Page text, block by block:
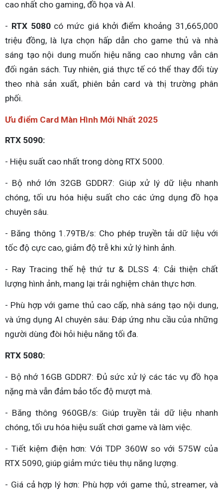
cao nhất cho gaming, đồ họa và AI.
- RTX 5080có mức giá khởi điểm khoảng 31,665,000
triệu đồng, là lựa chọn hấp dẫn cho game thủ và nhà
sáng tạo nội dung muốn hiệu năng cao nhưng vẫn cân
đối ngân sách. Tuy nhiên, giá thực tế có thể thay đổi tùy
theo nhà sản xuất, phiên bản card và thị trường phân
phối.
Ưu điểm Card Màn Hình Mới Nhất 2025
RTX 5090:
- Hiệu suất cao nhất trong dòng RTX 5000.
- Bộ nhớ lớn 32GB GDDR7: Giúp xử lý dữ liệu nhanh
chóng, tối ưu hóa hiệu suất cho các ứng dụng đồ họa
chuyên sâu.
- Băng thông 1.79TB/s: Cho phép truyền tải dữ liệu với
tốc độ cực cao, giảm độ trễ khi xử lý hình ảnh.
- Ray Tracing thế hệ thứ tư & DLSS 4: Cải thiện chất
lượng hình ảnh, mang lại trải nghiệm chân thực hơn.
- Phù hợp với game thủ cao cấp, nhà sáng tạo nội dung,
và ứng dụng AI chuyên sâu: Đáp ứng nhu cầu của những
người dùng đòi hỏi hiệu năng tối đa.
RTX 5080:
- Bộ nhớ 16GB GDDR7: Đủ sức xử lý các tác vụ đồ họa
nặng mà vẫn đảm bảo tốc độ mượt mà.
- Băng thông 960GB/s: Giúp truyền tải dữ liệu nhanh
chóng, tối ưu hóa hiệu suất chơi game và làm việc.
- Tiết kiệm điện hơn: Với TDP 360W so với 575W của
RTX 5090, giúp giảm mức tiêu thụ năng lượng.
- Giá cả hợp lý hơn: Phù hợp với game thủ, streamer, và